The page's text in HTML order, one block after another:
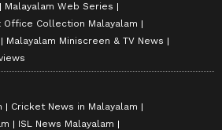
Malayalam Web Series
Office Collection Malayalam
Malayalam Miniscreen & TV News
Cricket News in Malayalam
ISL News Malayalam